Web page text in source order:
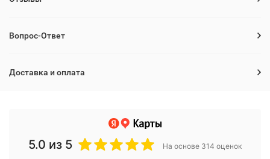
Вопрос-Ответ
Доставка и оплата